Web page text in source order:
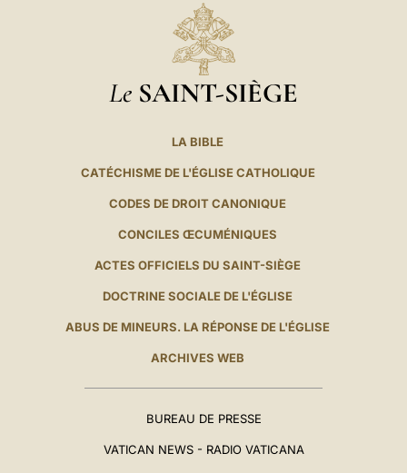
Le SAINT-SIÈGE
LA BIBLE
CATÉCHISME DE L'ÉGLISE CATHOLIQUE
CODES DE DROIT CANONIQUE
CONCILES ŒCUMÉNIQUES
ACTES OFFICIELS DU SAINT-SIÈGE
DOCTRINE SOCIALE DE L'ÉGLISE
ABUS DE MINEURS. LA RÉPONSE DE L'ÉGLISE
ARCHIVES WEB
BUREAU DE PRESSE
VATICAN NEWS - RADIO VATICANA